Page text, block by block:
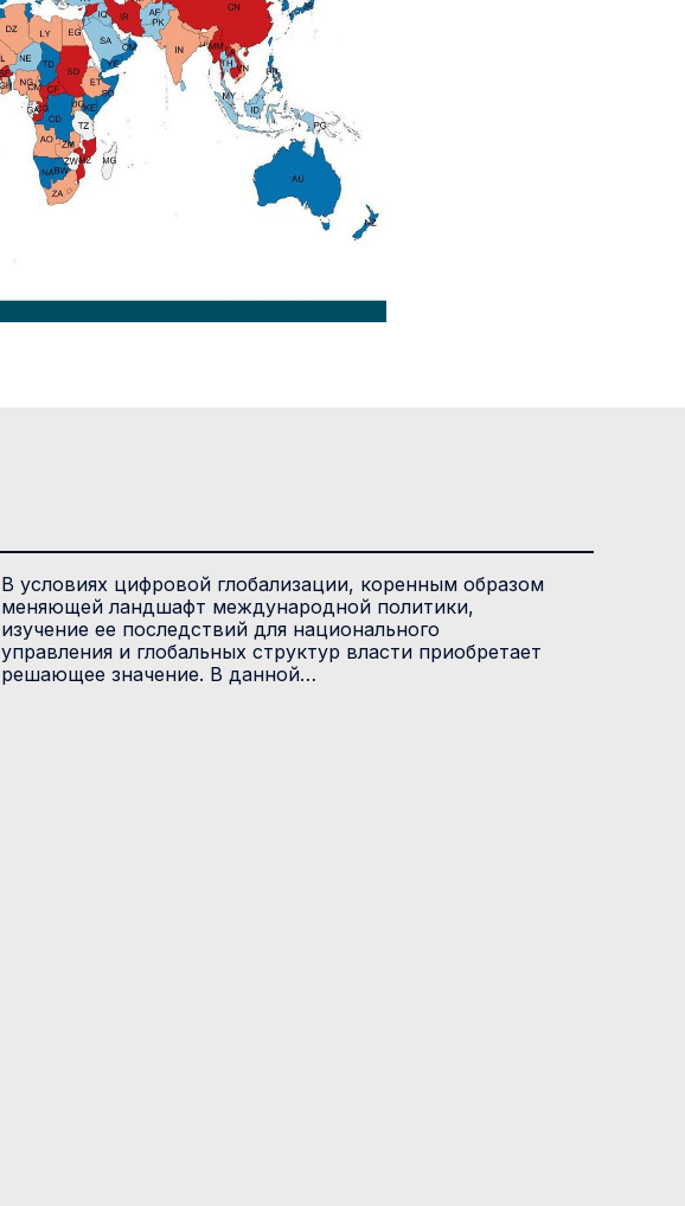
В условиях цифровой глобализации, коренным образом
меняющей ландшафт международной политики,
изучение ее последствий для национального
управления и глобальных структур власти приобретает
решающее значение. В данной…